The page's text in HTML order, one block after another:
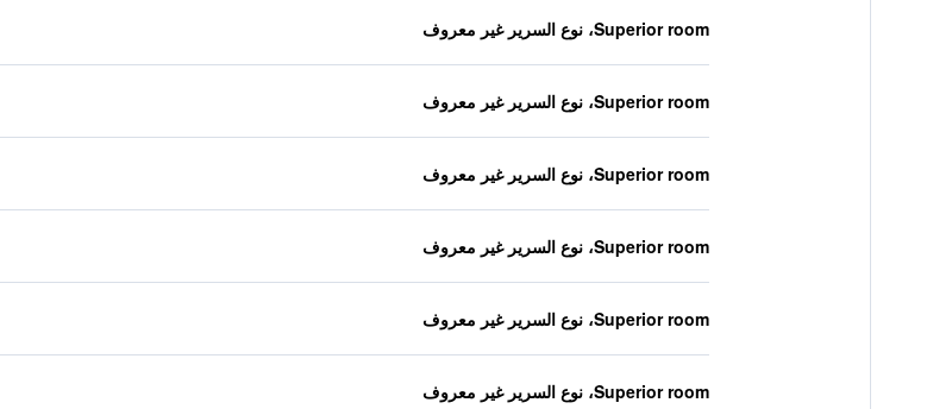
Superior room، نوع السرير غير معروف
Superior room، نوع السرير غير معروف
Superior room، نوع السرير غير معروف
Superior room، نوع السرير غير معروف
Superior room، نوع السرير غير معروف
Superior room، نوع السرير غير معروف